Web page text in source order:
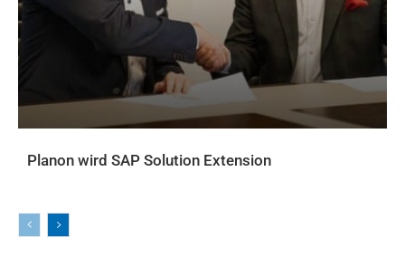
Planon wird SAP Solution Extension